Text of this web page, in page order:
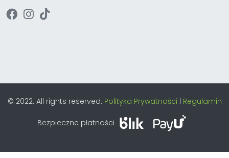
© 2022. All rights reserved. Polityka Prywatności | Regulamin
Bezpieczne płatności